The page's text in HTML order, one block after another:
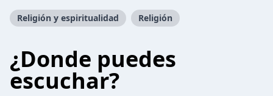
Religión y espiritualidad Religión
¿Donde puedes
escuchar?